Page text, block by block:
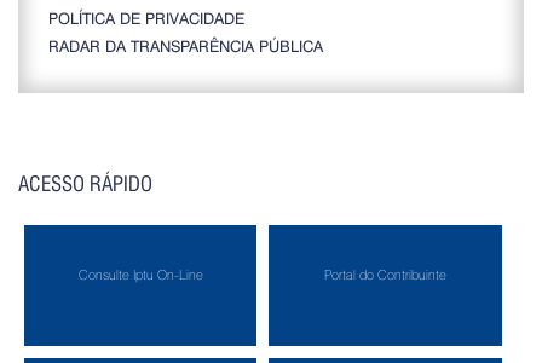
POLÍTICA DE PRIVACIDADE
RADAR DA TRANSPARÊNCIA PÚBLICA
ACESSO RÁPIDO
Consulte Iptu On-Line Portal do Contribuinte